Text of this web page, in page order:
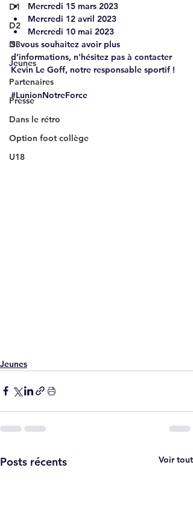
D1
D2
D3
Jeunes
Partenaires
Presse
Dans le rétro
Option foot collège
U18
Mercredi 15 mars 2023
Mercredi 12 avril 2023
Mercredi 10 mai 2023
Si vous souhaitez avoir plus
d’informations, n'hésitez pas à contacter
Kevin Le Goff, notre responsable sportif !
#LunionNotreForce
Jeunes
Posts récents Voir tout